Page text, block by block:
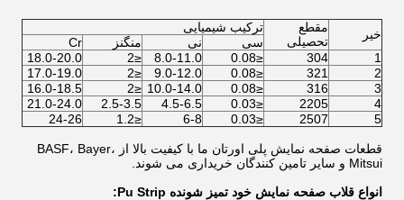
خیر
مقطع
تحصیلی
ترکیب شیمیایی
سی
نی منگنز
Cr
1
304
≤0.08
8.0-11.0
≤2
18.0-20.0
2
321
≤0.08
9.0-12.0
≤2
17.0-19.0
3
316
≤0.08
10.0-14.0
≤2
16.0-18.5
4
2205
≤0.03
4.5-6.5
2.5-3.5
21.0-24.0
5
2507
≤0.03
6-8
≤1.2
24-26
قطعات صفحه نمایش پلی اورتان ما با کیفیت بالا از BASF، Bayer،
Mitsui و سایر تامین کنندگان خریداری می شوند.
انواع قلاب صفحه نمایش خود تمیز شونده Pu Strip: